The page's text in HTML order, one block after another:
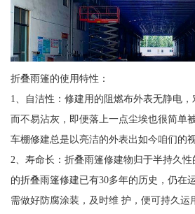
折叠雨篷的使用特性：
1、自洁性：修建用的阻燃布外表无静电
而不易沾灰，即便落上一点尘埃也很简单
车棚修建总是以亮洁的外表出如今咱们的
2、寿命长：折叠雨篷修建物归于半持久
的折叠雨篷修建已有30多年的历史，仍在
需做好防腐涂装，及时维 护，便可持久运